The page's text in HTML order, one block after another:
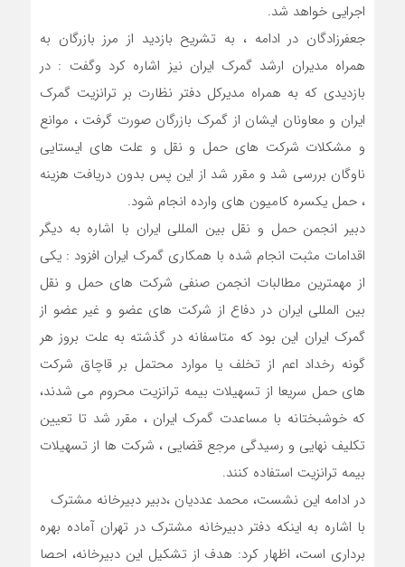
اجرایی خواهد شد.
جعفرزادگان در ادامه ، به تشریح بازدید از مرز بازرگان به
همراه مدیران ارشد گمرک ایران نیز اشاره کرد و‌گفت : در
بازدیدی که به همراه مدیرکل دفتر نظارت بر ترانزیت گمرک
ایران و معاونان ایشان از گمرک بازرگان صورت گرفت ، موانع
و مشکلات شرکت های حمل و نقل و علت های ایستایی
ناوگان بررسی شد و مقرر شد از این پس بدون دریافت هزینه
، حمل یکسره کامیون های وارده انجام شود.
دبیر انجمن حمل و نقل بین المللی ایران با اشاره به دیگر
اقدامات مثبت انجام شده با همکاری گمرک ایران افزود : یکی
از مهمترین مطالبات انجمن صنفی شرکت های حمل و نقل
بین المللی ایران در دفاع از شرکت های عضو و غیر عضو از
گمرک ایران این بود که متاسفانه در گذشته به علت بروز هر
گونه رخداد اعم از تخلف یا موارد محتمل بر قاچاق شرکت
های حمل سریعا از تسهیلات بیمه ترانزیت محروم می شدند،
که خوشبختانه با مساعدت گمرک ایران ، مقرر شد تا تعیین
تکلیف نهایی و رسیدگی مرجع قضایی ، شرکت ها از تسهیلات
بیمه ترانزیت استفاده کنند.
در ادامه این نشست، محمد عددیان ،دبیر دبیرخانه مشترک
با اشاره به اینکه دفتر دبیرخانه مشترک در تهران آماده بهره
برداری است، اظهار کرد: هدف از تشکیل این دبیرخانه، احصا